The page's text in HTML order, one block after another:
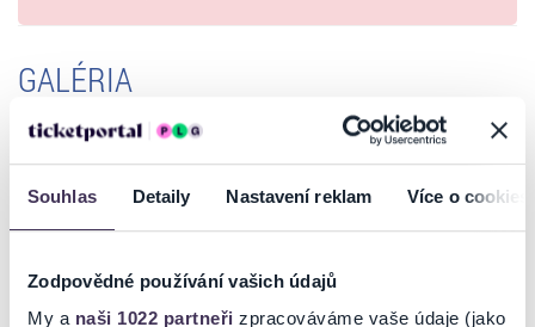
Souhlas Detaily Nastavení reklam Více o cookies
Zodpovědné používání vašich údajů
My a naši 1022 partneři zpracováváme vaše údaje (jako
GALÉRIA